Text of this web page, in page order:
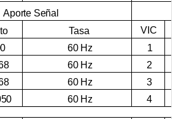
Aporte Señal
Tasa
VIC
60 Hz 1
60 Hz 2
60 Hz 3
60 Hz 4